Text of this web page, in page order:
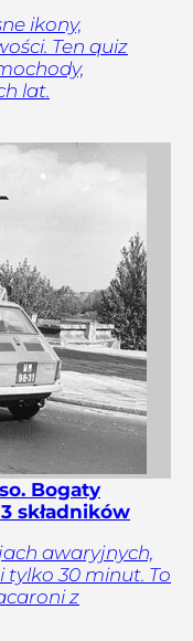
ikony,
Ten quiz
lat.
Bogaty
składników
awaryjnych,
30 minut. To
z